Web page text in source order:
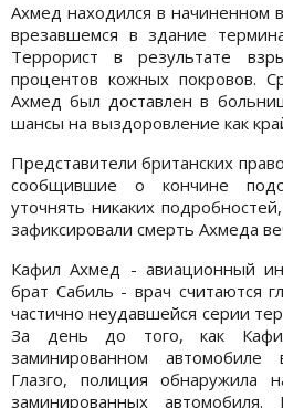
Ахмед находился в начиненном
врезавшемся в здание
Террорист в результате
процентов кожных покровов.
Ахмед был доставлен в
шансы на выздоровление как
Представители британских
сообщившие о кончине
уточнять никаких
зафиксировали смерть Ахмеда
Кафил Ахмед - авиационный
брат Сабиль - врач считаются
частично неудавшейся серии
За день до того, как
заминированном автомобиле
Глазго, полиция обнаружила
заминированных